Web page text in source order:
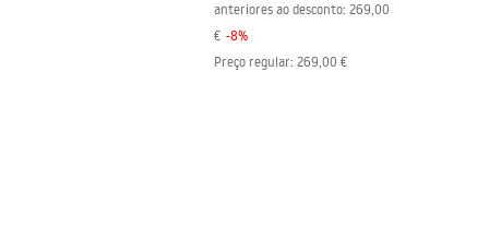
anteriores ao desconto: 269,00
€ -8%
Preço regular: 269,00 €